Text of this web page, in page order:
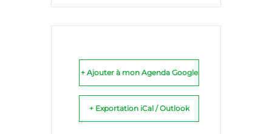
+ Ajouter à mon Agenda Google
+ Exportation iCal / Outlook